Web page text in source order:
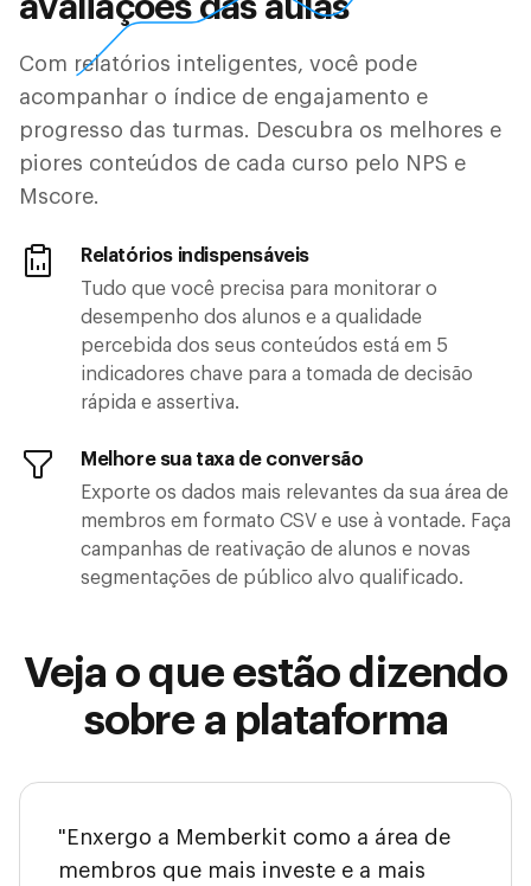
avaliações das aulas
Com relatórios inteligentes, você pode
acompanhar o índice de engajamento e
progresso das turmas. Descubra os melhores e
piores conteúdos de cada curso pelo NPS e
Mscore.
Relatórios indispensáveis
Tudo que você precisa para monitorar o
desempenho dos alunos e a qualidade
percebida dos seus conteúdos está em 5
indicadores chave para a tomada de decisão
rápida e assertiva.
Melhore sua taxa de conversão
Exporte os dados mais relevantes da sua área de
membros em formato CSV e use à vontade. Faça
campanhas de reativação de alunos e novas
segmentações de público alvo qualificado.
Veja o que estão dizendo
sobre a plataforma
"Enxergo a Memberkit como a área de
membros que mais investe e a mais